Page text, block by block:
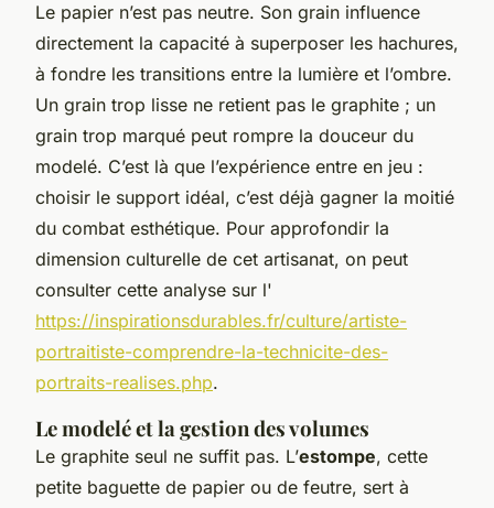
Le papier n’est pas neutre. Son grain influence
directement la capacité à superposer les hachures,
à fondre les transitions entre la lumière et l’ombre.
Un grain trop lisse ne retient pas le graphite ; un
grain trop marqué peut rompre la douceur du
modelé. C’est là que l’expérience entre en jeu :
choisir le support idéal, c’est déjà gagner la moitié
du combat esthétique. Pour approfondir la
dimension culturelle de cet artisanat, on peut
consulter cette analyse sur l'
https://inspirationsdurables.fr/culture/artiste-
portraitiste-comprendre-la-technicite-des-
portraits-realises.php.
Le modelé et la gestion des volumes
Le graphite seul ne suffit pas. L’estompe, cette
petite baguette de papier ou de feutre, sert à